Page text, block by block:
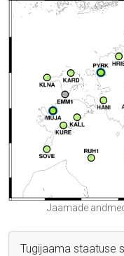
Jaamade
Tugijaama staatuse